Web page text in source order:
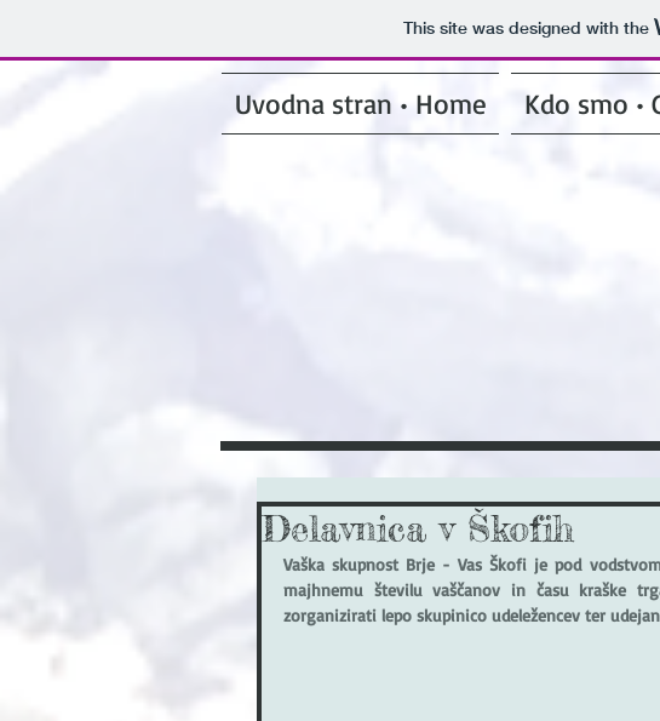
This site was designed with the
Uvodna stran • Home Kdo smo •
Delavnica v Škofih
Vaška skupnost Brje - Vas Škofi je pod
majhnemu številu vaščanov in času kraške
zorganizirati lepo skupinico udeležencev ter